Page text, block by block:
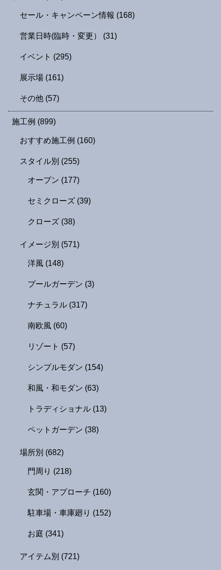
セール・キャンペーン情報 (168)
営業日時(臨時・変更） (31)
イベント (295)
展示場 (161)
その他 (57)
施工例 (899)
おすすめ施工例 (160)
スタイル別 (255)
オープン (177)
セミクローズ (39)
クローズ (38)
イメージ別 (571)
洋風 (148)
プールガーデン (3)
ナチュラル (317)
南欧風 (60)
リゾート (57)
シンプルモダン (154)
和風・和モダン (63)
トラディショナル (13)
ペットガーデン (38)
場所別 (682)
門周り (218)
玄関・アプローチ (160)
駐車場・車庫廻り (152)
お庭 (341)
アイテム別 (721)